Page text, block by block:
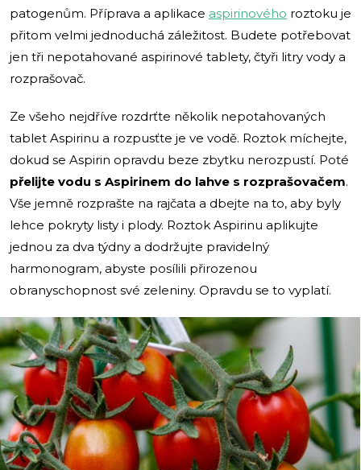
patogenům. Příprava a aplikace aspirinového roztoku je
přitom velmi jednoduchá záležitost. Budete potřebovat
jen tři nepotahované aspirinové tablety, čtyři litry vody a
rozprašovač.
Ze všeho nejdříve rozdrťte několik nepotahovaných
tablet Aspirinu a rozpusťte je ve vodě. Roztok míchejte,
dokud se Aspirin opravdu beze zbytku nerozpustí. Poté
přelijte vodu s Aspirinem do lahve s rozprašovačem.
Vše jemně rozprašte na rajčata a dbejte na to, aby byly
lehce pokryty listy i plody. Roztok Aspirinu aplikujte
jednou za dva týdny a dodržujte pravidelný
harmonogram, abyste posílili přirozenou
obranyschopnost své zeleniny. Opravdu se to vyplatí.